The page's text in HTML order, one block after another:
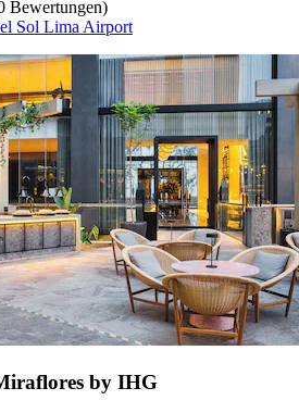
Bewertungen)
Sol Lima Airport
by IHG